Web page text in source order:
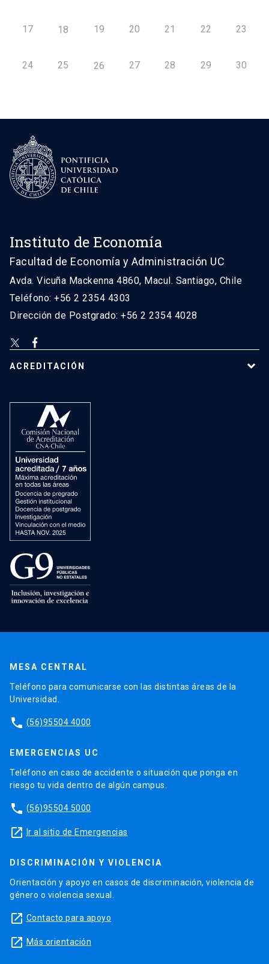
17 18 19 20 21 22 23
24 25 26 27 28 29 30
Instituto de Economía
Facultad de Economía y Administración UC
Avda. Vicuña Mackenna 4860, Macul. Santiago, Chile
Teléfono: +56 2 2354 4303
Dirección de Postgrado: +56 2 2354 4028
ACREDITACIÓN
MESA CENTRAL
Teléfono para comunicarse con las distintas áreas de la
Universidad.
phone (56)95504 4000
EMERGENCIAS UC
Teléfono en caso de accidente o situación que ponga en
riesgo tu vida dentro de algún campus.
phone (56)95504 5000
launch Ir al sitio de Emergencias
DISCRIMINACIÓN Y VIOLENCIA
Orientación y apoyo en casos de discriminación, violencia de
género o violencia sexual.
launch Contacto para apoyo
launch Más orientación